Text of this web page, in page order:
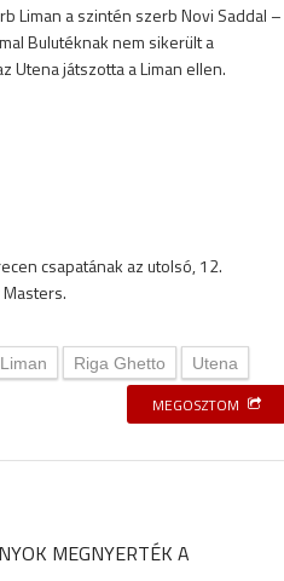
Liman a szintén szerb Novi Saddal –
Bulutéknak nem sikerült a
Utena játszotta a Liman ellen.
csapatának az utolsó, 12.
Liman Riga Ghetto Utena
MEGOSZTOM
MEGNYERTÉK A